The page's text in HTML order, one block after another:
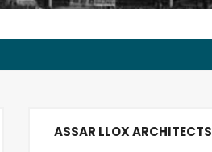
ASSAR LLOX ARCHITECTS